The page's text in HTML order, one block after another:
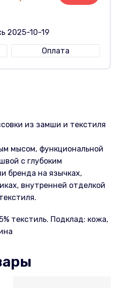
2025-10-19
Оплата
из замши и текстиля
мысом, функциональной
с глубоким
бренда на язычках,
внутренней отделкой
текстиль. Подклад: кожа,